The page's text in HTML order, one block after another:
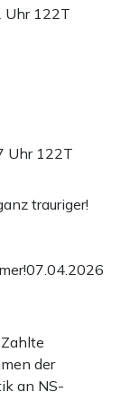
Uhr 122T
Uhr 122T
trauriger!
07.04.2026
der
an NS-